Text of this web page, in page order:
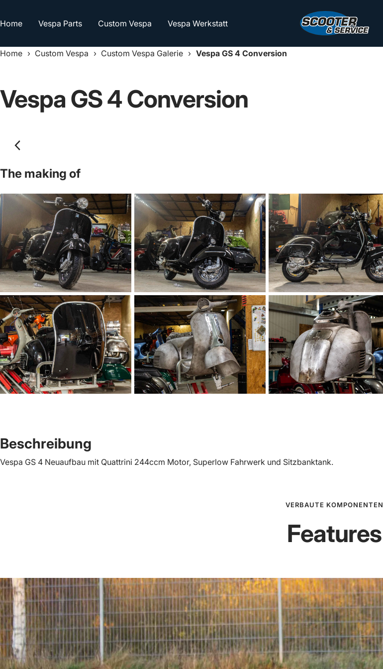
zum
Home Vespa Parts Custom Vespa Vespa Werkstatt
Scooter
&
Home › Custom Vespa › Custom Vespa Galerie › Vespa GS 4 Conversion
Vespa GS 4 Conversion
The making of
Beschreibung
Vespa GS 4 Neuaufbau mit Quattrini 244ccm Motor, Superlow Fahrwerk und Sitzbanktank.
VERBAUTE KOMPONENTEN
Features